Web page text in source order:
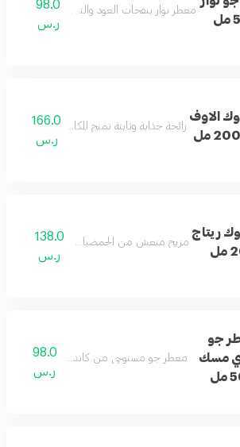
معطر نوار بنفحات العود والتوباكو لأجواء راقية.
98.0
ر.س
الاوف
رائحة جذابة وثابتة تمنح المكان لمسة من الرقي
166.0
ر.س
ريتاج
مزيج منعش من الحمضيات والزهور والمسك.
138.0
ر.س
جو
مسك
معطر جو مستوحى من كاندي مسك بنفحات
98.0
ر.س